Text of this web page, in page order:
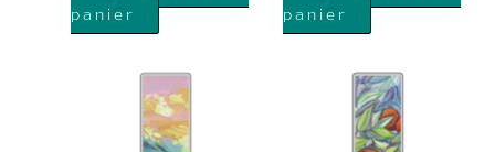
panier
panier